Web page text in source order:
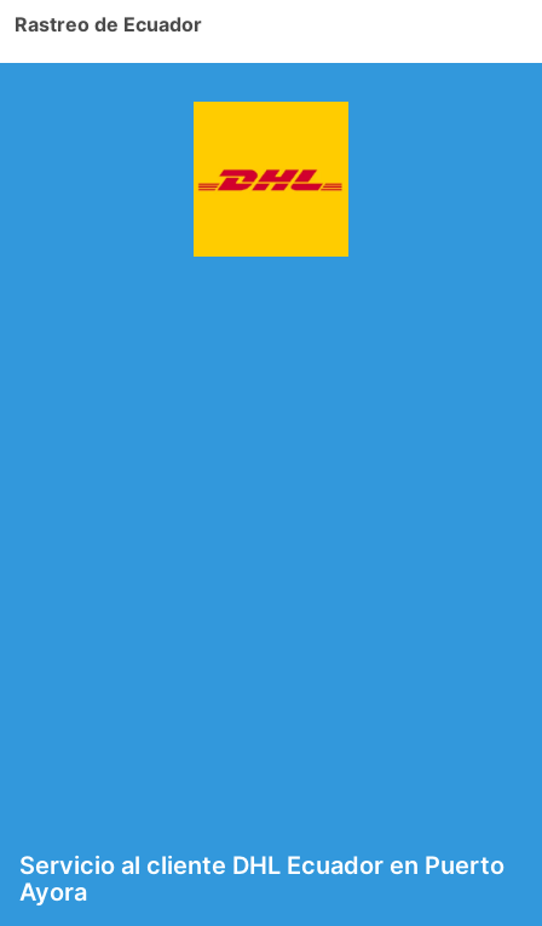
Rastreo de Ecuador
Servicio al cliente DHL Ecuador en Puerto
Ayora